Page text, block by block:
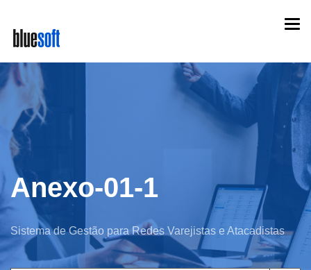
main
content
Anexo-01-1
Sistema de Gestão para Redes Varejistas e Atacadistas